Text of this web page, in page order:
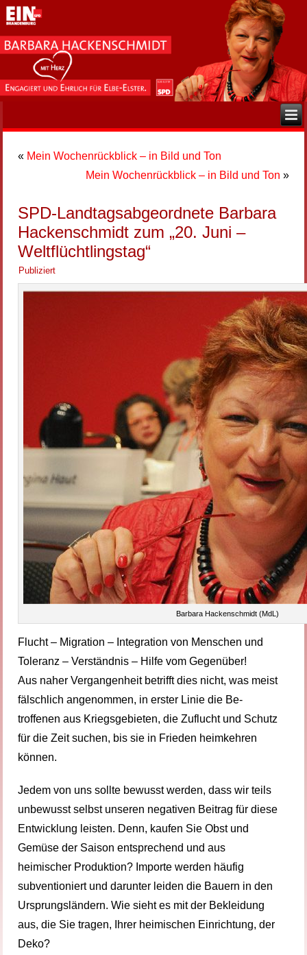
« Mein Wochenrückblick – in Bild und Ton
Mein Wochenrückblick – in Bild und Ton »
SPD-Landtagsabgeordnete Barbara
Hackenschmidt zum „20. Juni –
Weltflüchtlingstag“
Publiziert
Barbara Hackenschmidt (MdL)
Flucht – Migration – Integration von Menschen und
Toleranz – Verständnis – Hilfe vom Gegenüber!
Aus naher Vergangenheit betrifft dies nicht, was meist
fälschlich angenommen, in erster Linie die Be-
troffenen aus Kriegsgebieten, die Zuflucht und Schutz
für die Zeit suchen, bis sie in Frieden heimkehren
können.
Jedem von uns sollte bewusst werden, dass wir teils
unbewusst selbst unseren negativen Beitrag für diese
Entwicklung leisten. Denn, kaufen Sie Obst und
Gemüse der Saison entsprechend und aus
heimischer Produktion? Importe werden häufig
subventioniert und darunter leiden die Bauern in den
Ursprungsländern. Wie sieht es mit der Bekleidung
aus, die Sie tragen, Ihrer heimischen Einrichtung, der
Deko?